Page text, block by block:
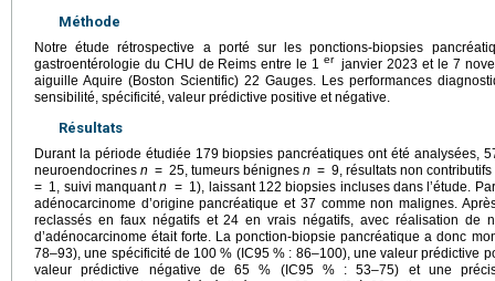
Méthode
Notre étude rétrospective a porté sur les ponctions-biopsies
gastroentérologie du CHU de Reims entre le 1 er
janvier 2023 et le 7
aiguille Aquire (Boston Scientific) 22 Gauges. Les performances
sensibilité, spécificité, valeur prédictive positive et négative.
Résultats
Durant la période étudiée 179 biopsies pancréatiques ont été analysées,
neuroendocrines n = 25, tumeurs bénignes n = 9, résultats non contributifs
= 1, suivi manquantn = 1), laissant 122 biopsies incluses dans l’étude.
adénocarcinome d’origine pancréatique et 37 comme non malignes.
reclassés en faux négatifs et 24 en vrais négatifs, avec réalisation de
d’adénocarcinome était forte. La ponction-biopsie pancréatique a donc
78–93), une spécificité de 100 % (IC95 % : 86–100), une valeur prédictive
valeur prédictive négative de 65 % (IC95 % : 53–75) et une